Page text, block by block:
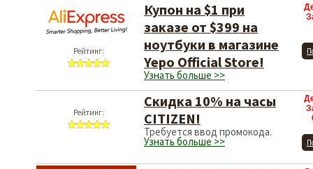
Рейтинг:
Купон на $1 при
заказе от $399 на
ноутбуки в магазине
Yepo Official Store!
Узнать больше >>
Скидка 10% на часы
CITIZEN!
Требуется ввод промокода.
Узнать больше >>